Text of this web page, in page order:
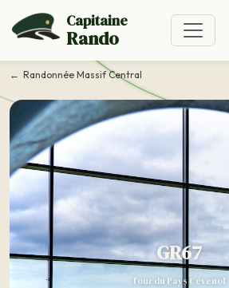
Capitaine
Rando
Randonnée Massif Central
GR67
Tour du Pays Cévenol